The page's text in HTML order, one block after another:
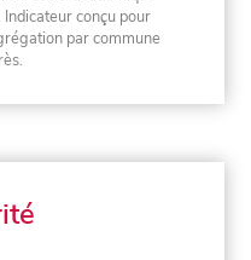
conçu pour
par commune